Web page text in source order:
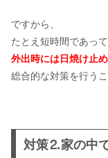
ですから、
たとえ短時間であっ
外出時には日焼け止
総合的な対策を行うこ
対策⒉家の中